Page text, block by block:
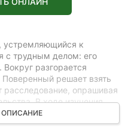
устремляющийся к
с трудным делом: его
Вокруг разгорается
решает взять
расследование, опрашивая
В ходе изучения
что ситуация
на первый взгляд.
ОПИСАНИЕ